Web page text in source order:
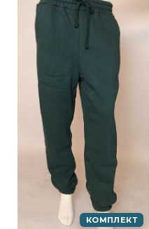
КОМПЛЕКТ